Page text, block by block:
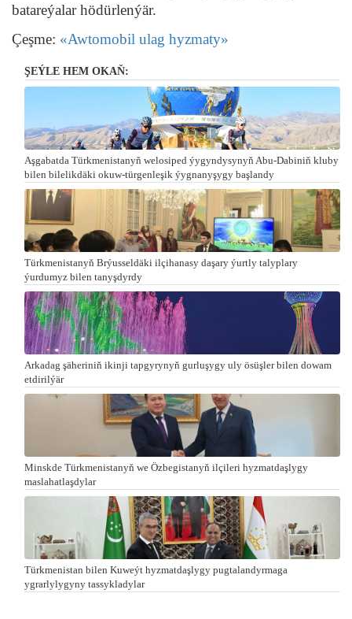
batareýalar hödürlenýär.
Çeşme: «Awtomobil ulag hyzmaty»
ŞEÝLE HEM OKAŇ:
Aşgabatda Türkmenistanyň welosiped ýygyndysynyň Abu-Dabiniň kluby
bilen bilelikdäki okuw-türgenleşik ýygnanyşygy başlandy
Türkmenistanyň Brýusseldäki ilçihanasy daşary ýurtly talyplary
ýurdumyz bilen tanyşdyrdy
Arkadag şäheriniň ikinji tapgyrynyň gurluşygy uly ösüşler bilen dowam
etdirilýär
Minskde Türkmenistanyň we Özbegistanyň ilçileri hyzmatdaşlygy
maslahatlaşdylar
Türkmenistan bilen Kuweýt hyzmatdaşlygy pugtalandyrmaga
ygrarlylygyny tassykladylar